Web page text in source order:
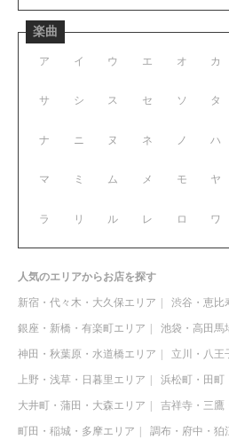
楽曲
ア イ ウ エ オ
サ シ ス セ ソ
ナ ニ ヌ ネ ノ
マ ミ ム メ モ
ラ リ ル レ ロ
カ
タ
ハ
ヤ
ワ
人気のエリアからお店を探す
新宿・代々木・大久保エリア 渋谷・恵比
銀座・新橋・有楽町エリア 池袋・高田馬
神田・秋葉原・水道橋エリア 立川・八王
上野・浅草・日暮里エリア 浜松町・田町
大井町・蒲田・大森エリア 吉祥寺・三鷹
町田・稲城・多摩エリア 調布・府中・狛